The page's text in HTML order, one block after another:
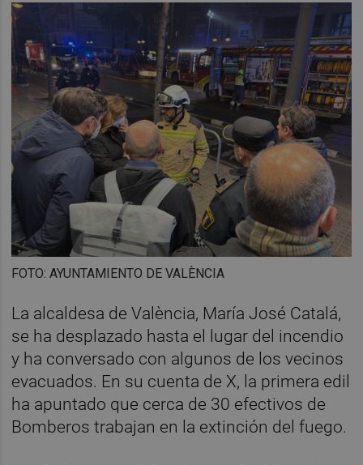
FOTO: AYUNTAMIENTO DE VALÈNCIA
La alcaldesa de València, María José Catalá,
se ha desplazado hasta el lugar del incendio
y ha conversado con algunos de los vecinos
evacuados. En su cuenta de X, la primera edil
ha apuntado que cerca de 30 efectivos de
Bomberos trabajan en la extinción del fuego.